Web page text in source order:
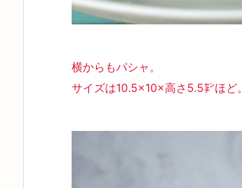
横からもパシャ。
サイズは10.5×10×高さ5.5㌢ほど。